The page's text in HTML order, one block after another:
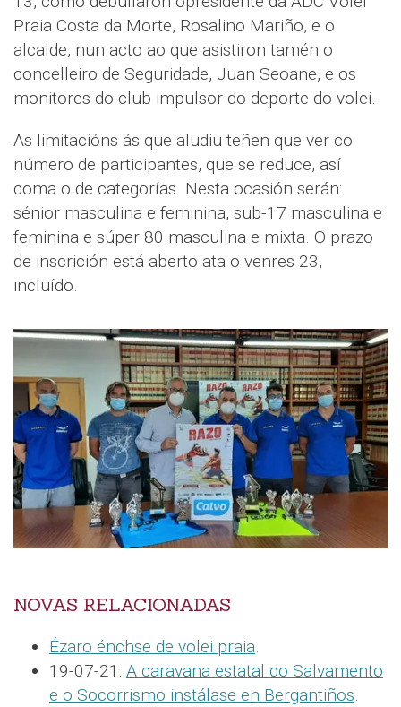
Praia Costa da Morte, Rosalino Mariño, e o
alcalde, nun acto ao que asistiron tamén o
concelleiro de Seguridade, Juan Seoane, e os
monitores do club impulsor do deporte do volei.
As limitacións ás que aludiu teñen que ver co
número de participantes, que se reduce, así
coma o de categorías. Nesta ocasión serán:
sénior masculina e feminina, sub-17 masculina e
feminina e súper 80 masculina e mixta. O prazo
de inscrición está aberto ata o venres 23,
incluído.
NOVAS RELACIONADAS
Ézaro énchse de volei praia.
19-07-21: A caravana estatal do Salvamento
e o Socorrismo instálase en Bergantiños.